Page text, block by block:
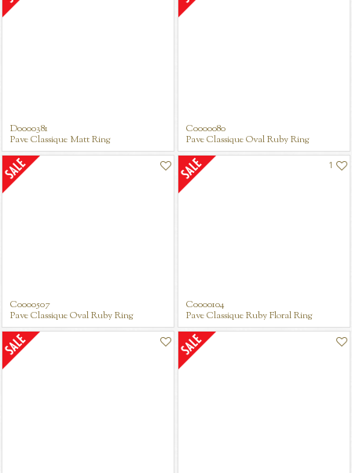
D0000381
Pave Classique Matt Ring
C0000080
Pave Classique Oval Ruby Ring
C0000507
Pave Classique Oval Ruby Ring
1
C0000104
Pave Classique Ruby Floral Ring